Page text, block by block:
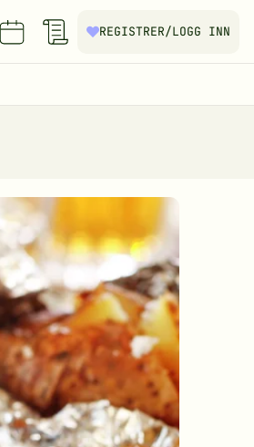
REGISTRER/LOGG INN